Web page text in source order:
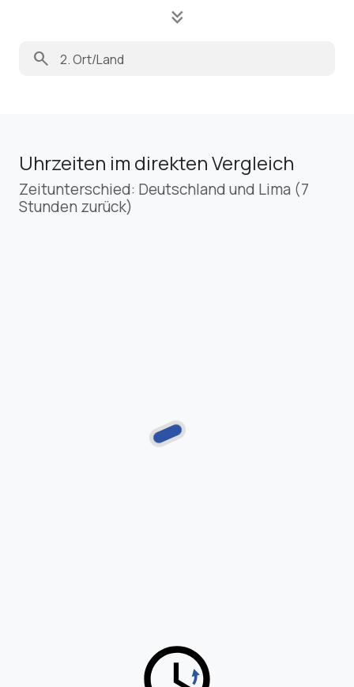
keyboard_double_arrow_down
search
Uhrzeiten im direkten Vergleich
Zeitunterschied: Deutschland und Lima (7
Stunden zurück)